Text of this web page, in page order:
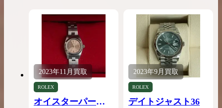
2023年11月 買取
ROLEX
オイスターパーペ
2023年9月 買取
ROLEX
デイトジャスト36